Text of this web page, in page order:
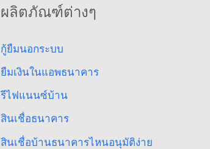
ผลิตภัณฑ์ต่างๆ
กู้ยืมนอกระบบ
ยืมเงินในแอพธนาคาร
รีไฟแนนซ์บ้าน
สินเชื่อธนาคาร
สินเชื่อบ้านธนาคารไหนอนุมัติง่าย